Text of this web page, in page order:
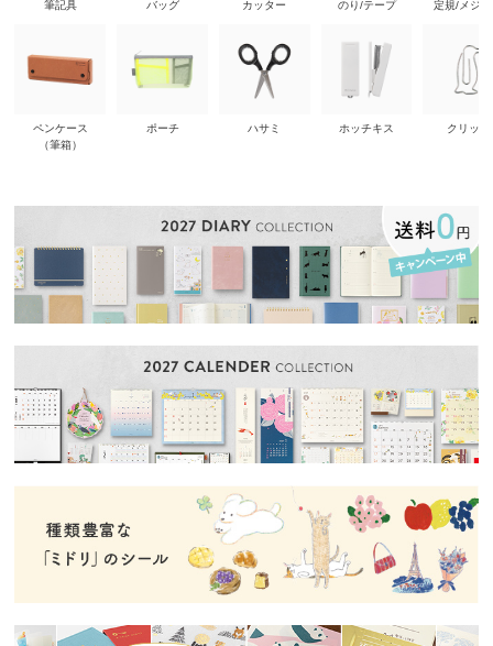
筆記具
ペンケース
（筆箱）
バッグ
ポーチ
カッター
ハサミ
のり/テープ
ホッチキス
定規/メジ
クリップ